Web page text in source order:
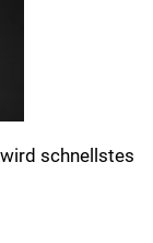
schnellstes